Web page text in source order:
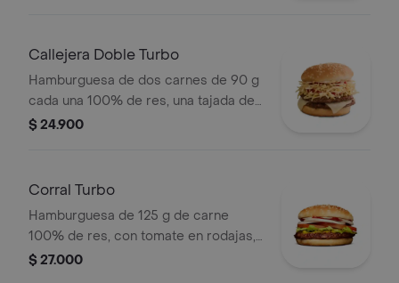
Callejera Doble Turbo
Hamburguesa de dos carnes de 90 g
cada una 100% de res, una tajada de
queso tipo mozzarella, papas
$ 24.900
Corral Turbo
Hamburguesa de 125 g de carne
100% de res, con tomate en rodajas,
cebolla en rodajas, lechuga, salsa
$ 27.000